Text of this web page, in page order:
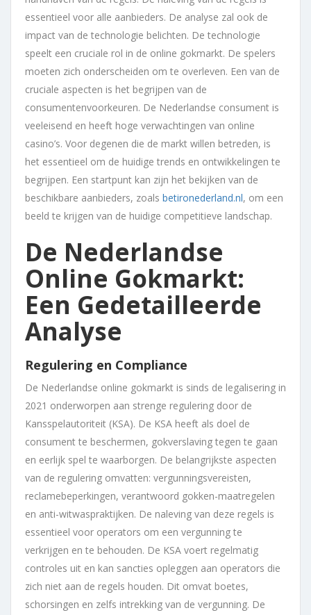
essentieel voor alle aanbieders. De analyse zal ook de
impact van de technologie belichten. De technologie
speelt een cruciale rol in de online gokmarkt. De spelers
moeten zich onderscheiden om te overleven. Een van de
cruciale aspecten is het begrijpen van de
consumentenvoorkeuren. De Nederlandse consument is
veeleisend en heeft hoge verwachtingen van online
casino’s. Voor degenen die de markt willen betreden, is
het essentieel om de huidige trends en ontwikkelingen te
begrijpen. Een startpunt kan zijn het bekijken van de
beschikbare aanbieders, zoals betironederland.nl, om een
beeld te krijgen van de huidige competitieve landschap.
De Nederlandse
Online Gokmarkt:
Een Gedetailleerde
Analyse
Regulering en Compliance
De Nederlandse online gokmarkt is sinds de legalisering in
2021 onderworpen aan strenge regulering door de
Kansspelautoriteit (KSA). De KSA heeft als doel de
consument te beschermen, gokverslaving tegen te gaan
en eerlijk spel te waarborgen. De belangrijkste aspecten
van de regulering omvatten: vergunningsvereisten,
reclamebeperkingen, verantwoord gokken-maatregelen
en anti-witwaspraktijken. De naleving van deze regels is
essentieel voor operators om een vergunning te
verkrijgen en te behouden. De KSA voert regelmatig
controles uit en kan sancties opleggen aan operators die
zich niet aan de regels houden. Dit omvat boetes,
schorsingen en zelfs intrekking van de vergunning. De